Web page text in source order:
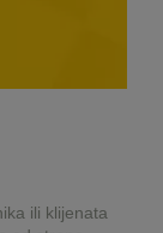
ili klijenata